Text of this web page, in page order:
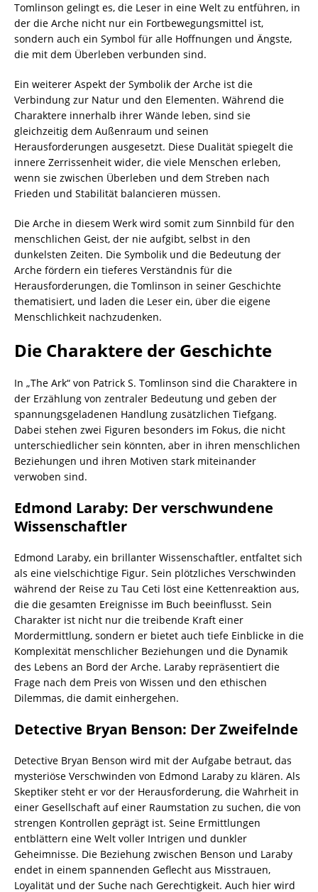
Tomlinson gelingt es, die Leser in eine Welt zu entführen, in
der die Arche nicht nur ein Fortbewegungsmittel ist,
sondern auch ein Symbol für alle Hoffnungen und Ängste,
die mit dem Überleben verbunden sind.
Ein weiterer Aspekt der Symbolik der Arche ist die
Verbindung zur Natur und den Elementen. Während die
Charaktere innerhalb ihrer Wände leben, sind sie
gleichzeitig dem Außenraum und seinen
Herausforderungen ausgesetzt. Diese Dualität spiegelt die
innere Zerrissenheit wider, die viele Menschen erleben,
wenn sie zwischen Überleben und dem Streben nach
Frieden und Stabilität balancieren müssen.
Die Arche in diesem Werk wird somit zum Sinnbild für den
menschlichen Geist, der nie aufgibt, selbst in den
dunkelsten Zeiten. Die Symbolik und die Bedeutung der
Arche fördern ein tieferes Verständnis für die
Herausforderungen, die Tomlinson in seiner Geschichte
thematisiert, und laden die Leser ein, über die eigene
Menschlichkeit nachzudenken.
Die Charaktere der Geschichte
In „The Ark“ von Patrick S. Tomlinson sind die Charaktere in
der Erzählung von zentraler Bedeutung und geben der
spannungsgeladenen Handlung zusätzlichen Tiefgang.
Dabei stehen zwei Figuren besonders im Fokus, die nicht
unterschiedlicher sein könnten, aber in ihren menschlichen
Beziehungen und ihren Motiven stark miteinander
verwoben sind.
Edmond Laraby: Der verschwundene
Wissenschaftler
Edmond Laraby, ein brillanter Wissenschaftler, entfaltet sich
als eine vielschichtige Figur. Sein plötzliches Verschwinden
während der Reise zu Tau Ceti löst eine Kettenreaktion aus,
die die gesamten Ereignisse im Buch beeinflusst. Sein
Charakter ist nicht nur die treibende Kraft einer
Mordermittlung, sondern er bietet auch tiefe Einblicke in die
Komplexität menschlicher Beziehungen und die Dynamik
des Lebens an Bord der Arche. Laraby repräsentiert die
Frage nach dem Preis von Wissen und den ethischen
Dilemmas, die damit einhergehen.
Detective Bryan Benson: Der Zweifelnde
Detective Bryan Benson wird mit der Aufgabe betraut, das
mysteriöse Verschwinden von Edmond Laraby zu klären. Als
Skeptiker steht er vor der Herausforderung, die Wahrheit in
einer Gesellschaft auf einer Raumstation zu suchen, die von
strengen Kontrollen geprägt ist. Seine Ermittlungen
entblättern eine Welt voller Intrigen und dunkler
Geheimnisse. Die Beziehung zwischen Benson und Laraby
endet in einem spannenden Geflecht aus Misstrauen,
Loyalität und der Suche nach Gerechtigkeit. Auch hier wird